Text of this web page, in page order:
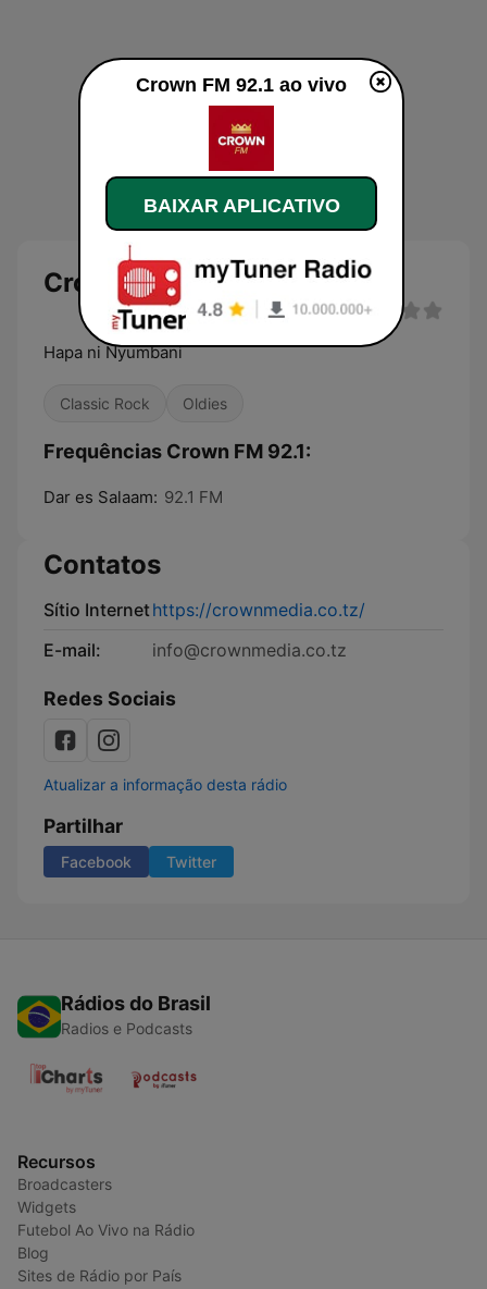
Crown FM 92.1
Hapa ni Nyumbani
Classic Rock Oldies
Frequências Crown FM 92.1:
Dar es Salaam: 92.1 FM
Contatos
Sítio Internethttps://crownmedia.co.tz/
E-mail:
info@crownmedia.co.tz
Redes Sociais
Atualizar a informação desta rádio
Partilhar
Facebook Twitter
Rádios do Brasil
Radios e Podcasts
Recursos
Broadcasters
Widgets
Futebol Ao Vivo na Rádio
Blog
Sites de Rádio por País
Crown FM 92.1 ao vivo
BAIXAR APLICATIVO